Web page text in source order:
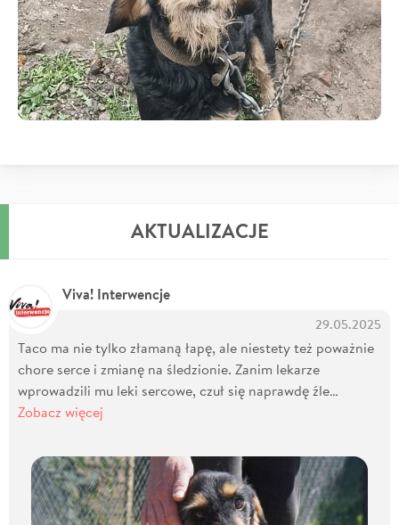
AKTUALIZACJE
Viva! Interwencje
29.05.2025
Taco ma nie tylko złamaną łapę, ale niestety też poważnie
chore serce i zmianę na śledzionie. Zanim lekarze
wprowadzili mu leki sercowe, czuł się naprawdę źle…
Zobacz więcej